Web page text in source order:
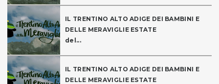
IL TRENTINO ALTO ADIGE DEI BAMBINI E
DELLE MERAVIGLIE ESTATE
del...
IL TRENTINO ALTO ADIGE DEI BAMBINI E
DELLE MERAVIGLIE ESTATE